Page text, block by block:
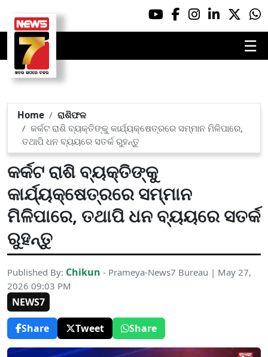
☰
Home
ରାଶିଫଳ
କର୍କଟ ରାଶି ବ୍ୟକ୍ତିଙ୍କୁ କାର୍ଯ୍ୟକ୍ଷେତ୍ରରେ ସମ୍ମାନ ମିଳିପାରେ,
ତଥାପି ଧନ ବ୍ୟୟରେ ସତର୍କ ରୁହନ୍ତୁ
କର୍କଟ ରାଶି ବ୍ୟକ୍ତିଙ୍କୁ
କାର୍ଯ୍ୟକ୍ଷେତ୍ରରେ ସମ୍ମାନ
ମିଳିପାରେ, ତଥାପି ଧନ ବ୍ୟୟରେ ସତର୍କ
ରୁହନ୍ତୁ
Published By: Chikun - Prameya-News7 Bureau | May 27,
2026 09:03 PM
NEWS7
Share
Tweet Share